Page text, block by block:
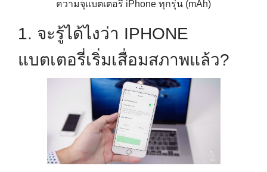
ความจุแบตเตอรี่ iPhone ทุกรุ่น (mAh)
1. จะรู้ได้ไงว่า IPHONE
แบตเตอรี่เริ่มเสื่อมสภาพแล้ว?